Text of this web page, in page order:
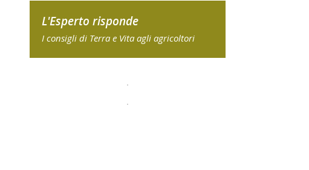
L'Esperto risponde
I consigli di Terra e Vita agli agricoltori